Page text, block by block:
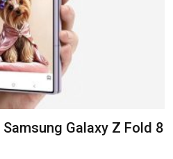
Galaxy Z Fold 8